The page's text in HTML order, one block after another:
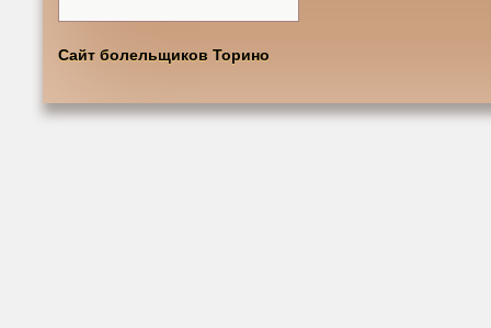
Сайт болельщиков Торино